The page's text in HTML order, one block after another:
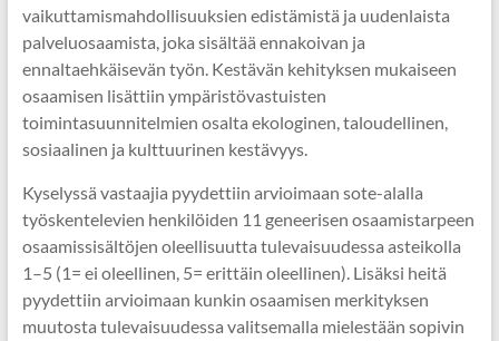
vaikuttamismahdollisuuksien edistämistä ja uudenlaista
palveluosaamista, joka sisältää ennakoivan ja
ennaltaehkäisevän työn. Kestävän kehityksen mukaiseen
osaamisen lisättiin ympäristövastuisten
toimintasuunnitelmien osalta ekologinen, taloudellinen,
sosiaalinen ja kulttuurinen kestävyys.
Kyselyssä vastaajia pyydettiin arvioimaan sote-alalla
työskentelevien henkilöiden 11 geneerisen osaamistarpeen
osaamissisältöjen oleellisuutta tulevaisuudessa asteikolla
1–5 (1= ei oleellinen, 5= erittäin oleellinen). Lisäksi heitä
pyydettiin arvioimaan kunkin osaamisen merkityksen
muutosta tulevaisuudessa valitsemalla mielestään sopivin